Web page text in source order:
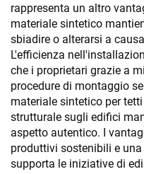
rappresenta un altro
materiale sintetico
sbiadire o alterarsi a
L'efficienza
che i proprietari grazie a
procedure di montaggio
materiale sintetico per
strutturale sugli edifici
aspetto autentico. I
produttivi sostenibili e
supporta le iniziative di